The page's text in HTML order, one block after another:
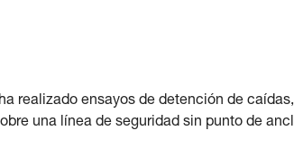
realizado ensayos de detención de
una línea de seguridad sin punto de